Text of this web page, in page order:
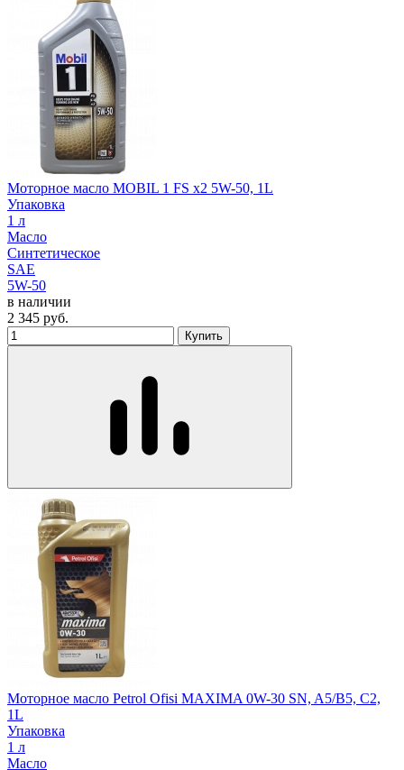
Моторное масло MOBIL 1 FS x2 5W-50, 1L
Упаковка
1 л
Масло
Синтетическое
SAE
5W-50
в наличии
2 345 руб.
Купить
Моторное масло Petrol Ofisi MAXIMA 0W-30 SN, A5/B5, C2,
1L
Упаковка
1 л
Масло